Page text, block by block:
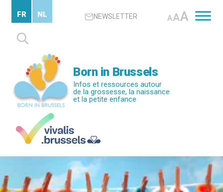
contenu
principal
NEWSLETTER AAA
Rechercher :
FR NL
Born in Brussels
Infos et ressources autour
de la grossesse, la naissance
et la petite enfance